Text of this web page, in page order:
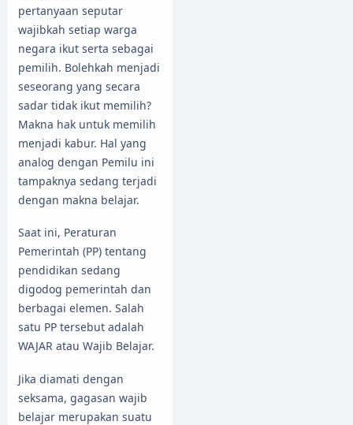
pertanyaan seputar
wajibkah setiap warga
negara ikut serta sebagai
pemilih. Bolehkah menjadi
seseorang yang secara
sadar tidak ikut memilih?
Makna hak untuk memilih
menjadi kabur. Hal yang
analog dengan Pemilu ini
tampaknya sedang terjadi
dengan makna belajar.
Saat ini, Peraturan
Pemerintah (PP) tentang
pendidikan sedang
digodog pemerintah dan
berbagai elemen. Salah
satu PP tersebut adalah
WAJAR atau Wajib Belajar.
Jika diamati dengan
seksama, gagasan wajib
belajar merupakan suatu